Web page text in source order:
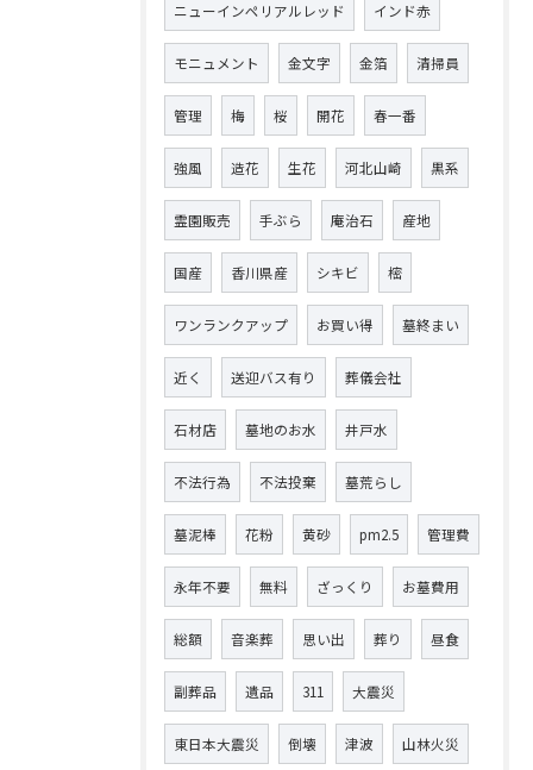
ニューインペリアルレッド インド赤
モニュメント 金文字 金箔 清掃員
管理 梅 桜 開花 春一番
強風 造花 生花 河北山崎 黒系
霊園販売 手ぶら 庵治石 産地
国産 香川県産 シキビ 樒
ワンランクアップ お買い得 墓終まい
近く 送迎バス有り 葬儀会社
石材店 墓地のお水 井戸水
不法行為 不法投棄 墓荒らし
墓泥棒 花粉 黄砂 pm2.5 管理費
永年不要 無料 ざっくり お墓費用
総額 音楽葬 思い出 葬り 昼食
副葬品 遺品 311 大震災
東日本大震災 倒壊 津波 山林火災